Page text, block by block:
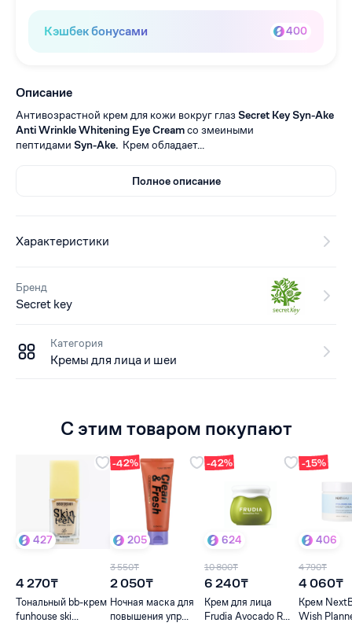
Кэшбек бонусами 400
Описание
Антивозрастной крем для кожи вокруг глазSecret Key Syn-Ake
Anti Wrinkle Whitening Eye Creamсо змеиными
пептидами Syn-Ake. Крем обладает...
Полное описание
Характеристики
Бренд
Secret key
Категория
Кремы для лица и шеи
С этим товаром покупают
427
4 270₸
Тональный bb-крем
funhouse ski...
-42%
205
3 550₸
2 050₸
Ночная маска для
повышения упр...
-42%
624
10 800₸
6 240₸
Крем для лица
Frudia Avocado R...
-15%
406
4 790₸
4 060₸
Крем
Wish